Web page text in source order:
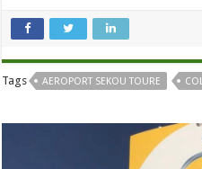
Tags AEROPORT SEKOU TOURE